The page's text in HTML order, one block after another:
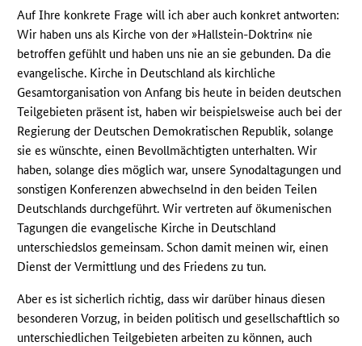
Auf Ihre konkrete Frage will ich aber auch konkret antworten:
Wir haben uns als Kirche von der »Hallstein-Doktrin« nie
betroffen gefühlt und haben uns nie an sie gebunden. Da die
evangelische. Kirche in Deutschland als kirchliche
Gesamtorganisation von Anfang bis heute in beiden deutschen
Teilgebieten präsent ist, haben wir beispielsweise auch bei der
Regierung der Deutschen Demokratischen Republik, solange
sie es wünschte, einen Bevollmächtigten unterhalten. Wir
haben, solange dies möglich war, unsere Synodaltagungen und
sonstigen Konferenzen abwechselnd in den beiden Teilen
Deutschlands durchgeführt. Wir vertreten auf ökumenischen
Tagungen die evangelische Kirche in Deutschland
unterschiedslos gemeinsam. Schon damit meinen wir, einen
Dienst der Vermittlung und des Friedens zu tun.
Aber es ist sicherlich richtig, dass wir darüber hinaus diesen
besonderen Vorzug, in beiden politisch und gesellschaftlich so
unterschiedlichen Teilgebieten arbeiten zu können, auch